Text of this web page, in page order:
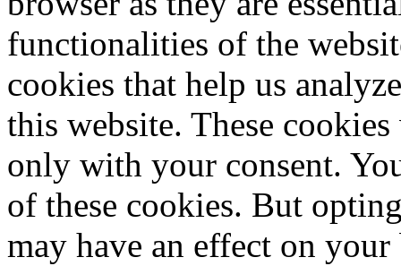
functionalities of the
cookies that help us
this website. These
only with your consent.
of these cookies. But
may have an effect on